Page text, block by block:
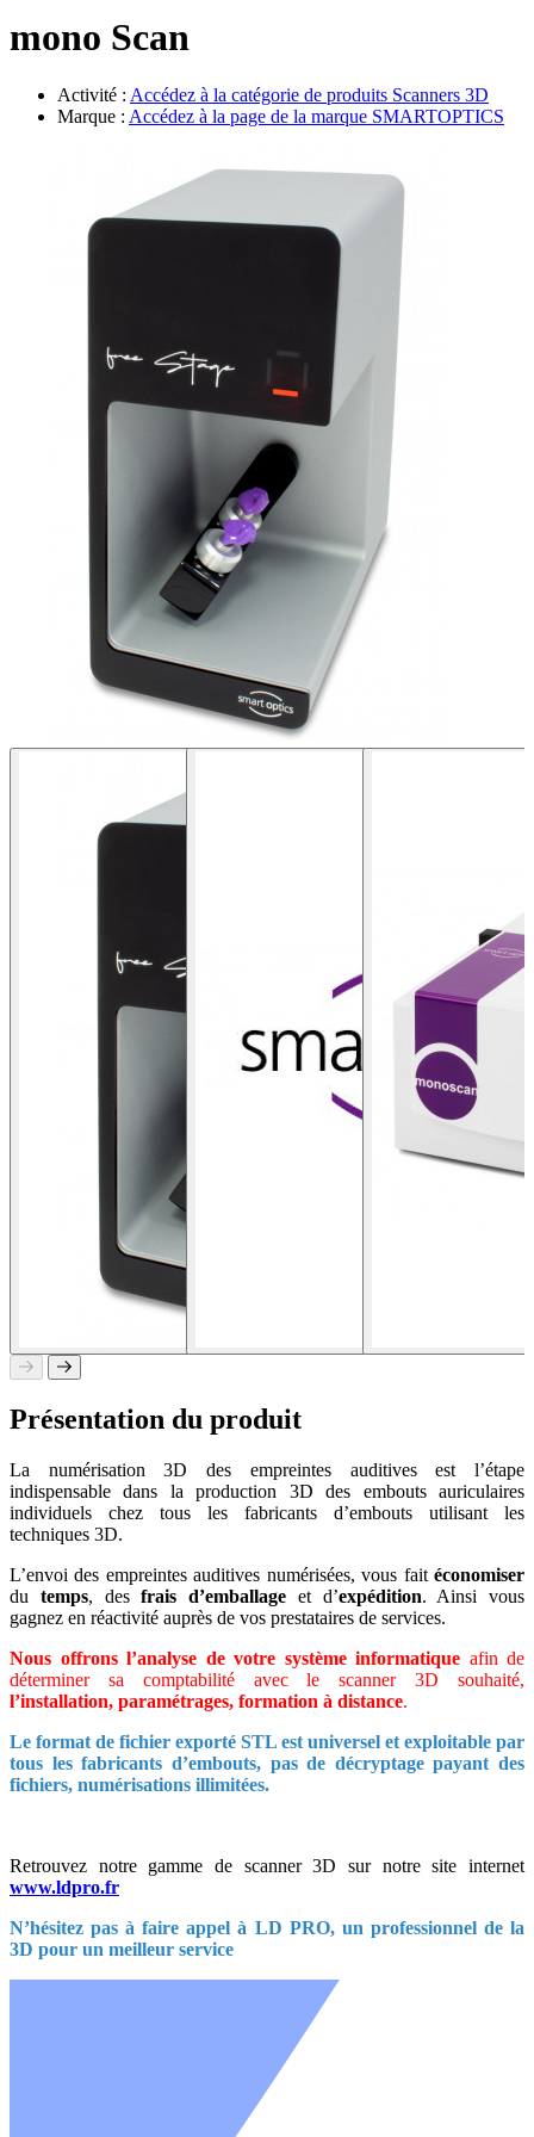
mono Scan
Activité : Accédez à la catégorie de produits Scanners 3D
Marque : Accédez à la page de la marque SMARTOPTICS
Présentation du produit
La numérisation 3D des empreintes auditives est l’étape
indispensable dans la production 3D des embouts auriculaires
individuels chez tous les fabricants d’embouts utilisant les
techniques 3D.
L’envoi des empreintes auditives numérisées, vous fait économiser
du temps, desfrais d’emballage et d’expédition. Ainsi vous
gagnez en réactivité auprès de vos prestataires de services.
Nous offrons l’analyse de votre système informatique afin de
déterminer sa comptabilité avec le scanner 3D souhaité,
l’installation, paramétrages, formation à distance.
Le format de fichier exporté STL est universel et exploitable par
tous les fabricants d’embouts, pas de décryptage payant des
fichiers, numérisations illimitées.
Retrouvez notre gamme de scanner 3D sur notre site internet
www.ldpro.fr
N’hésitez pas à faire appel à LD PRO, un professionnel de la
3D pour un meilleur service